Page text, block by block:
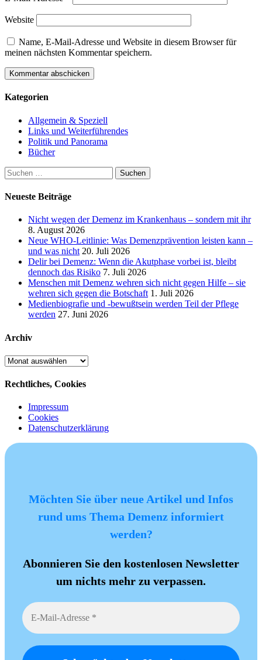
Website
Name, E-Mail-Adresse und Website in diesem Browser für
meinen nächsten Kommentar speichern.
Kategorien
Allgemein & Speziell
Links und Weiterführendes
Politik und Panorama
Bücher
Suchen
nach:
Neueste Beiträge
Nicht wegen der Demenz im Krankenhaus – sondern mit ihr
8. August 2026
Neue WHO-Leitlinie: Was Demenzprävention leisten kann –
und was nicht 20. Juli 2026
Delir bei Demenz: Wenn die Akutphase vorbei ist, bleibt
dennoch das Risiko 7. Juli 2026
Menschen mit Demenz wehren sich nicht gegen Hilfe – sie
wehren sich gegen die Botschaft 1. Juli 2026
Medienbiografie und -bewußtsein werden Teil der Pflege
werden 27. Juni 2026
Archiv
Archiv
Rechtliches, Cookies
Impressum
Cookies
Datenschutzerklärung
Möchten Sie über neue Artikel und Infos
rund ums Thema Demenz informiert
werden?
Abonnieren Sie den kostenlosen Newsletter
um nichts mehr zu verpassen.